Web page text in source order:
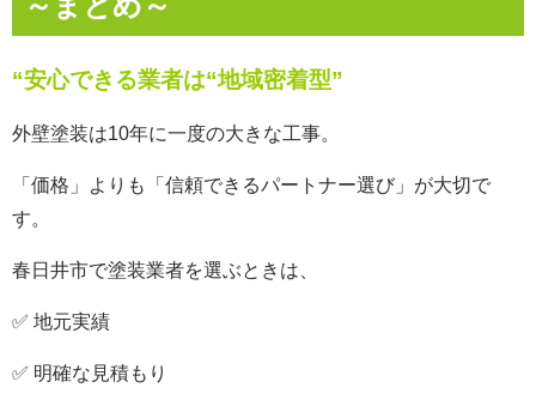
“安心できる業者は“地域密着型”
外壁塗装は10年に一度の大きな工事。
「価格」よりも「信頼できるパートナー選び」が大切で
す。
春日井市で塗装業者を選ぶときは、
✅ 地元実績
✅ 明確な見積もり